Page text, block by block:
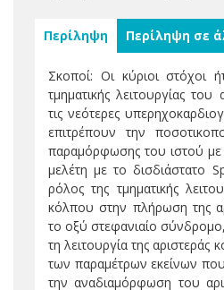
Περίληψη Περίληψη σε
Σκοποί: Οι κύριοι στόχοι
τμηματικής λειτουργίας
τις νεότερες
επιτρέπουν την
παραμόρφωσης του ιστού με
μελέτη με το δισδιάστατο
ρόλος της τμηματικής
κόλπου στην πλήρωση της
το οξύ στεφανιαίο
τη λειτουργία της αριστεράς
των παραμέτρων εκείνων
την αναδιαμόρφωση του